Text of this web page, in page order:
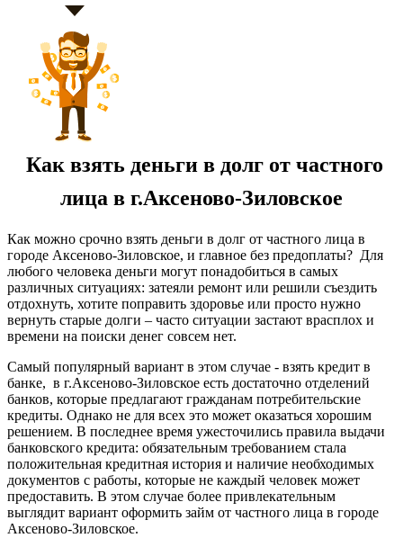
Как взять деньги в долг от частного
лица в г.Аксеново-Зиловское
Как можно срочно взять деньги в долг от частного лица в
городе Аксеново-Зиловское, и главное без предоплаты? Для
любого человека деньги могут понадобиться в самых
различных ситуациях: затеяли ремонт или решили съездить
отдохнуть, хотите поправить здоровье или просто нужно
вернуть старые долги – часто ситуации застают врасплох и
времени на поиски денег совсем нет.
Самый популярный вариант в этом случае - взять кредит в
банке, в г.Аксеново-Зиловское есть достаточно отделений
банков, которые предлагают гражданам потребительские
кредиты. Однако не для всех это может оказаться хорошим
решением. В последнее время ужесточились правила выдачи
банковского кредита: обязательным требованием стала
положительная кредитная история и наличие необходимых
документов с работы, которые не каждый человек может
предоставить. В этом случае более привлекательным
выглядит вариант оформить займ от частного лица в городе
Аксеново-Зиловское.